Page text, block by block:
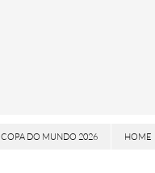
COPA DO MUNDO 2026 HOME